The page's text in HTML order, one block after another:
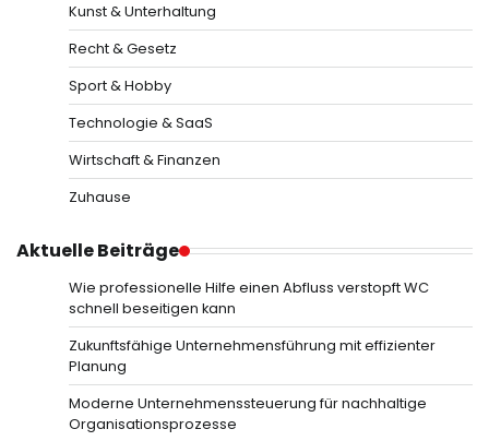
Kunst & Unterhaltung
Recht & Gesetz
Sport & Hobby
Technologie & SaaS
Wirtschaft & Finanzen
Zuhause
Aktuelle Beiträge
Wie professionelle Hilfe einen Abfluss verstopft WC
schnell beseitigen kann
Zukunftsfähige Unternehmensführung mit effizienter
Planung
Moderne Unternehmenssteuerung für nachhaltige
Organisationsprozesse